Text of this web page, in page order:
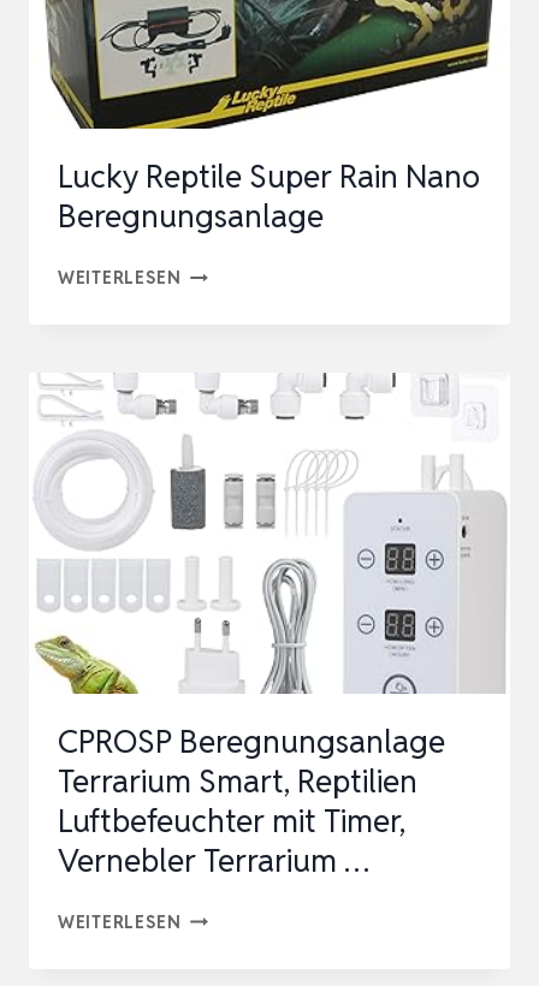
SPRÜHDÜSEN,
…
Lucky Reptile Super Rain Nano
Beregnungsanlage
WEITERLESEN LUCKY
RAIN
NANO
BEREGNUNGSANLAGE
CPROSP Beregnungsanlage
Terrarium Smart, Reptilien
Luftbefeuchter mit Timer,
Vernebler Terrarium …
WEITERLESEN CPROSP